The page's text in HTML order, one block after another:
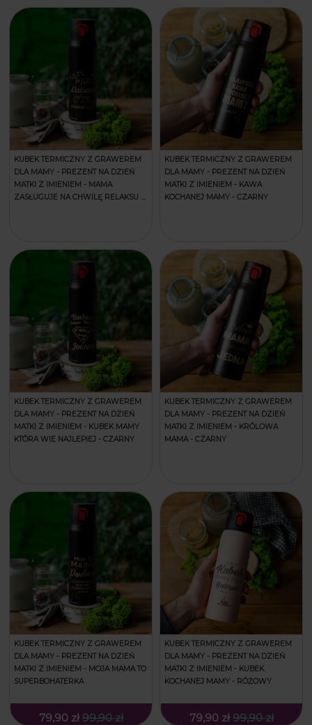
KUBEK TERMICZNY Z GRAWEREM
DLA MAMY - PREZENT NA DZIEŃ
MATKI Z IMIENIEM - MAMA
ZASŁUGUJE NA CHWILĘ RELAKSU -
KUBEK TERMICZNY Z GRAWEREM
DLA MAMY - PREZENT NA DZIEŃ
MATKI Z IMIENIEM - KAWA
KOCHANEJ MAMY - CZARNY
KUBEK TERMICZNY Z GRAWEREM
DLA MAMY - PREZENT NA DZIEŃ
MATKI Z IMIENIEM - KUBEK MAMY
KTÓRA WIE NAJLEPIEJ - CZARNY
KUBEK TERMICZNY Z GRAWEREM
DLA MAMY - PREZENT NA DZIEŃ
MATKI Z IMIENIEM - KRÓLOWA
MAMA - CZARNY
KUBEK TERMICZNY Z GRAWEREM
DLA MAMY - PREZENT NA DZIEŃ
MATKI Z IMIENIEM - MOJA MAMA TO
SUPERBOHATERKA
79,90 zł 99,90 zł
KUBEK TERMICZNY Z GRAWEREM
DLA MAMY - PREZENT NA DZIEŃ
MATKI Z IMIENIEM - KUBEK
KOCHANEJ MAMY - RÓŻOWY
79,90 zł 99,90 zł